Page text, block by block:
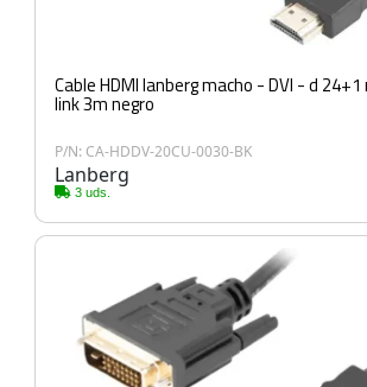
Cable HDMI lanberg macho - DVI - d 24+1 macho 4K dual
link 3m negro
P/N: CA-HDDV-20CU-0030-BK
Lanberg
3 uds.